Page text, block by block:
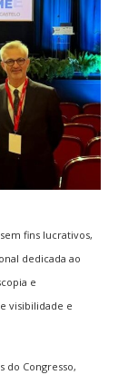
fins lucrativos,
dedicada ao
e
visibilidade e
do Congresso,